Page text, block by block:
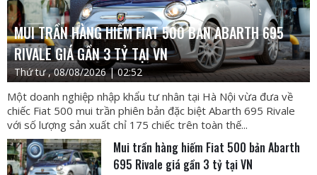
MUI TRẦN HÀNG HIẾM FIAT 500 BẢN ABARTH 695
RIVALE GIÁ GẦN 3 TỶ TẠI VN
Thứ tư , 08/08/2026 | 02:52
Một doanh nghiệp nhập khẩu tư nhân tại Hà Nội vừa đưa về
chiếc Fiat 500 mui trần phiên bản đặc biệt Abarth 695 Rivale
với số lượng sản xuất chỉ 175 chiếc trên toàn thế...
Mui trần hàng hiếm Fiat 500 bản Abarth
695 Rivale giá gần 3 tỷ tại VN